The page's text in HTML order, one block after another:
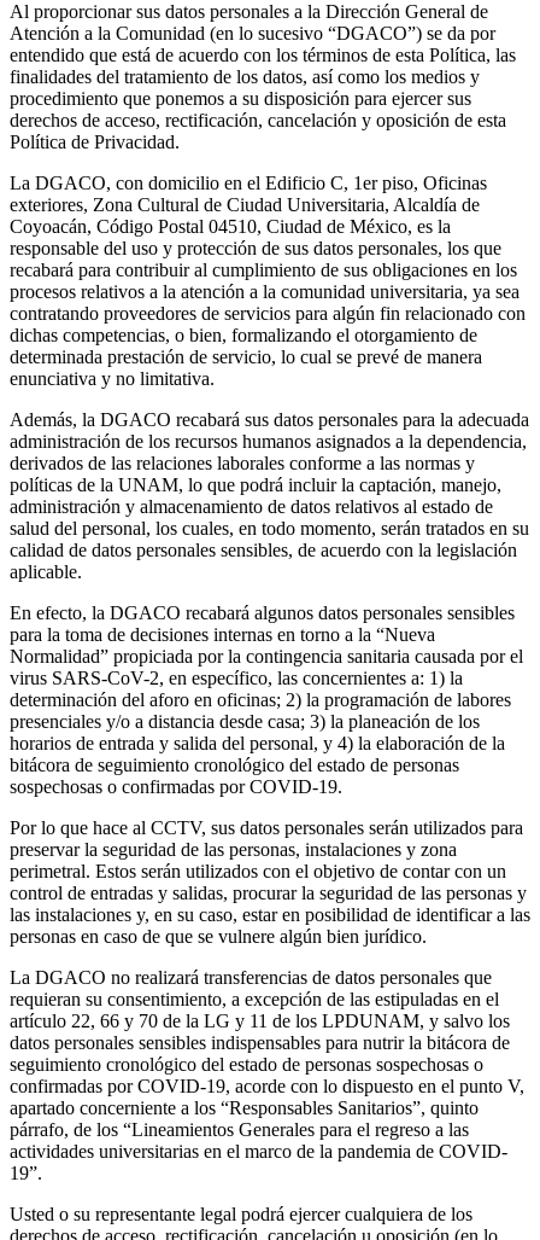
Al proporcionar sus datos personales a la Dirección General de
Atención a la Comunidad (en lo sucesivo “DGACO”) se da por
entendido que está de acuerdo con los términos de esta Política, las
finalidades del tratamiento de los datos, así como los medios y
procedimiento que ponemos a su disposición para ejercer sus
derechos de acceso, rectificación, cancelación y oposición de esta
Política de Privacidad.
La DGACO, con domicilio en el Edificio C, 1er piso, Oficinas
exteriores, Zona Cultural de Ciudad Universitaria, Alcaldía de
Coyoacán, Código Postal 04510, Ciudad de México, es la
responsable del uso y protección de sus datos personales, los que
recabará para contribuir al cumplimiento de sus obligaciones en los
procesos relativos a la atención a la comunidad universitaria, ya sea
contratando proveedores de servicios para algún fin relacionado con
dichas competencias, o bien, formalizando el otorgamiento de
determinada prestación de servicio, lo cual se prevé de manera
enunciativa y no limitativa.
Además, la DGACO recabará sus datos personales para la adecuada
administración de los recursos humanos asignados a la dependencia,
derivados de las relaciones laborales conforme a las normas y
políticas de la UNAM, lo que podrá incluir la captación, manejo,
administración y almacenamiento de datos relativos al estado de
salud del personal, los cuales, en todo momento, serán tratados en su
calidad de datos personales sensibles, de acuerdo con la legislación
aplicable.
En efecto, la DGACO recabará algunos datos personales sensibles
para la toma de decisiones internas en torno a la “Nueva
Normalidad” propiciada por la contingencia sanitaria causada por el
virus SARS-CoV-2, en específico, las concernientes a: 1) la
determinación del aforo en oficinas; 2) la programación de labores
presenciales y/o a distancia desde casa; 3) la planeación de los
horarios de entrada y salida del personal, y 4) la elaboración de la
bitácora de seguimiento cronológico del estado de personas
sospechosas o confirmadas por COVID-19.
Por lo que hace al CCTV, sus datos personales serán utilizados para
preservar la seguridad de las personas, instalaciones y zona
perimetral. Estos serán utilizados con el objetivo de contar con un
control de entradas y salidas, procurar la seguridad de las personas y
las instalaciones y, en su caso, estar en posibilidad de identificar a las
personas en caso de que se vulnere algún bien jurídico.
La DGACO no realizará transferencias de datos personales que
requieran su consentimiento, a excepción de las estipuladas en el
artículo 22, 66 y 70 de la LG y 11 de los LPDUNAM, y salvo los
datos personales sensibles indispensables para nutrir la bitácora de
seguimiento cronológico del estado de personas sospechosas o
confirmadas por COVID-19, acorde con lo dispuesto en el punto V,
apartado concerniente a los “Responsables Sanitarios”, quinto
párrafo, de los “Lineamientos Generales para el regreso a las
actividades universitarias en el marco de la pandemia de COVID-
19”.
Usted o su representante legal podrá ejercer cualquiera de los